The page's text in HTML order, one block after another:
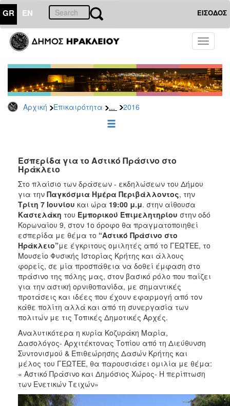
GR EN ΕΙΣΟΔΟΣ
Toggle
Αρχική Επικαιρότητα ... 2016
ΕΠΙΚΑΙΡΟΤΗΤΑ
Τύπου
Αρχείο
2026
2025
2022
2021
2020
2019
2018
2017
2016
2015
2013
2012
2011
2010
2006
ΔΗΜΟΤΗΣ
Εσπερίδα για το Αστικό Πράσινο στο
Ηράκλειο
Στο πλαίσιο των δράσεων - εκδηλώσεων του Δήμου
για την Παγκόσμια Ημέρα Περιβάλλοντος, την
Τρίτη 7 Ιουνίου και ώρα 19:00 μ.μ. στην αίθουσα
Καστελάκη του Εμπορικού Επιμελητηρίου στην οδό
Κορωναίου 9, στον 1ο όροφο θα πραγματοποιηθεί
εσπερίδα με θέμα το “Αστικό Πράσινο στo
Ηράκλειο”με έγκριτους ομιλητές από το ΓΕΩΤΕΕ, το
Μουσείο Φυσικής Ιστορίας Κρήτης και άλλους
φορείς, σε μία προσπάθεια να δοθεί έμφαση στο
πράσινο της πόλης μας, στον βασικό ρόλο που παίζει
για την αστική ορνιθοπανίδα, με σημαντικές
προτάσεις και ιδέες που έχουν εφαρμογή από τον
κάθε πολίτη αλλά και από τη συνεργασία των
πολιτών με τις Τοπικές Δημοτικές Αρχές.
Αναλυτικότερα η κυρία Κοζυράκη Μαρία,
Δασολόγος- Αρχιτέκτονας Τοπίου από τη Διεύθυνση
Συντονισμού & Επιθεώρησης Δασών Κρήτης και
μέλος του ΓΕΩΤΕΕ, θα παρουσιάσει ομιλία με θέμα:
« Αστικό Πράσινο και Δημόσιος Χώρος- Η περίπτωση
των Ενετικών Τειχών»